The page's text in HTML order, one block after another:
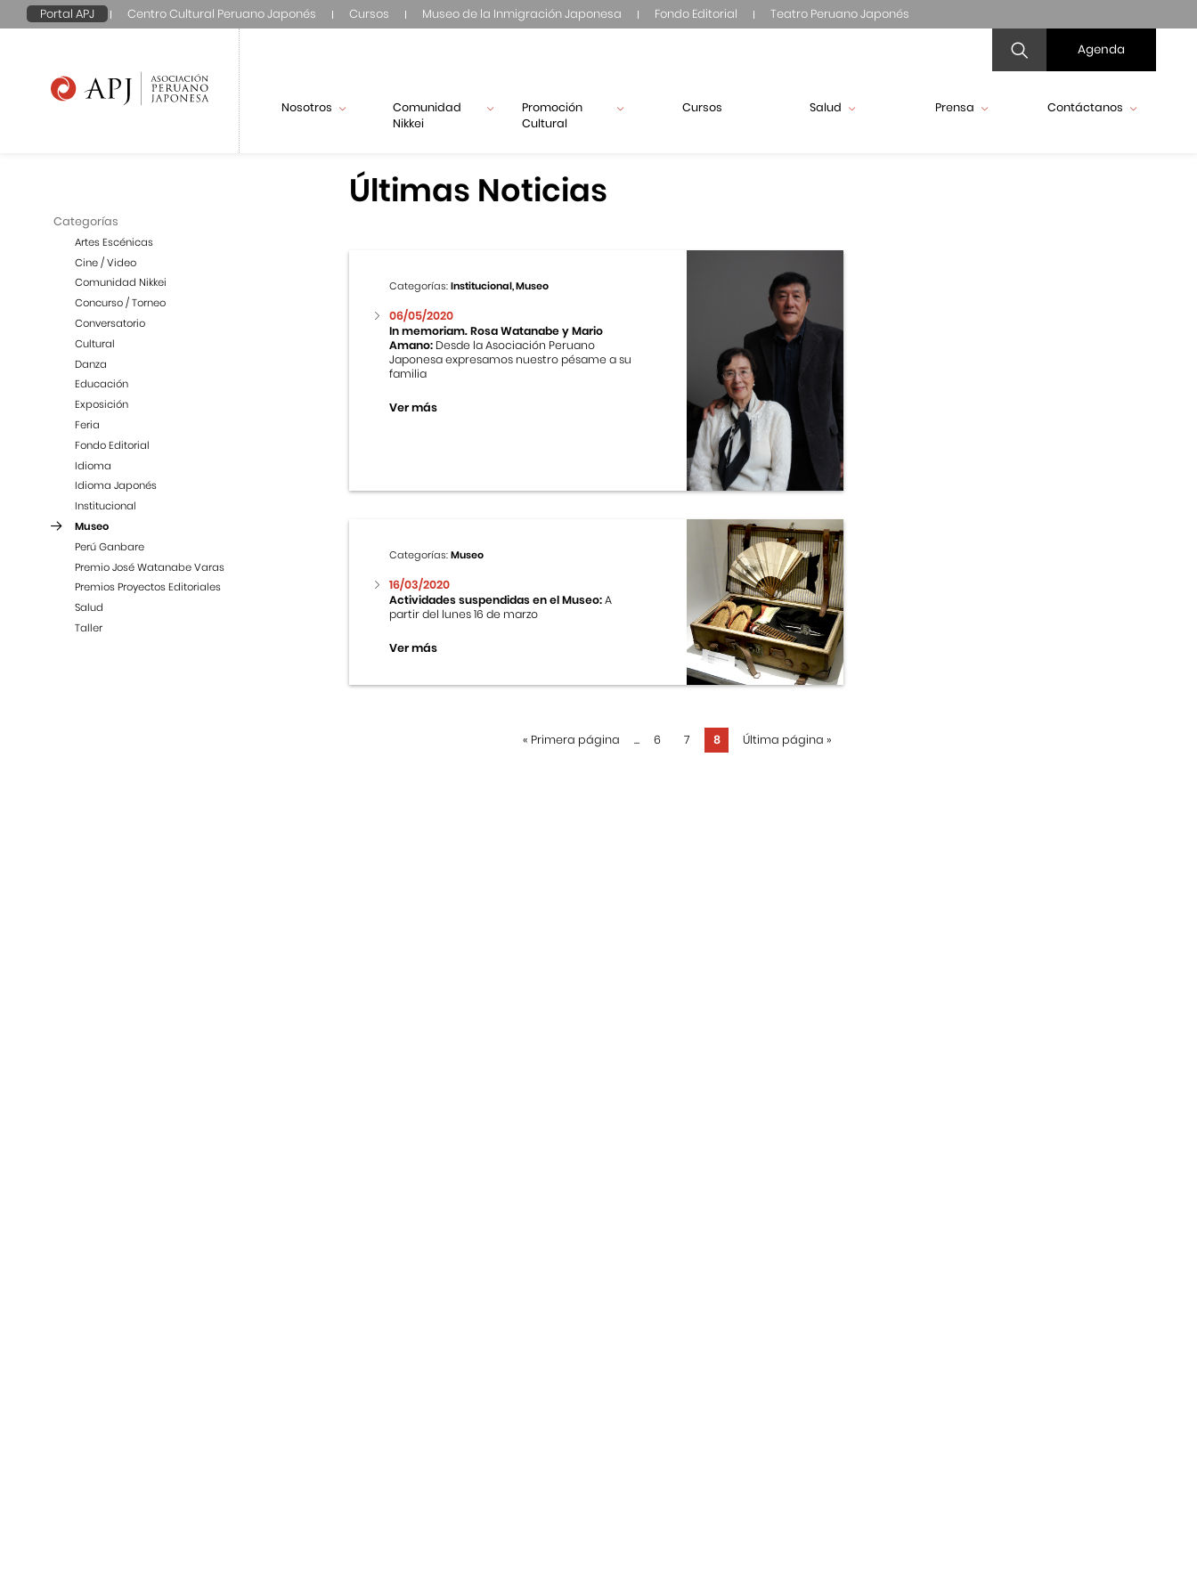
Portal APJ Centro Cultural Peruano Japonés Cursos Museo de la Inmigración Japonesa Fondo Editorial Teatro Peruano Japonés
Agenda
Nosotros
Comunidad
Nikkei
Promoción
Cultural
Cursos Salud Prensa Contáctanos
Categorías
Artes Escénicas
Cine / Video
Comunidad Nikkei
Concurso / Torneo
Conversatorio
Cultural
Danza
Educación
Exposición
Feria
Fondo Editorial
Idioma
Idioma Japonés
Institucional
Museo
Perú Ganbare
Premio José Watanabe Varas
Premios Proyectos Editoriales
Salud
Taller
Últimas Noticias
Categorías:Institucional, Museo
06/05/2020
In memoriam. Rosa Watanabe y Mario
Amano: Desde la Asociación Peruano
Japonesa expresamos nuestro pésame a su
familia
Ver más
Categorías:Museo
16/03/2020
Actividades suspendidas en el Museo:A
partir del lunes 16 de marzo
Ver más
« Primera página ... 6 7 8 Última página »